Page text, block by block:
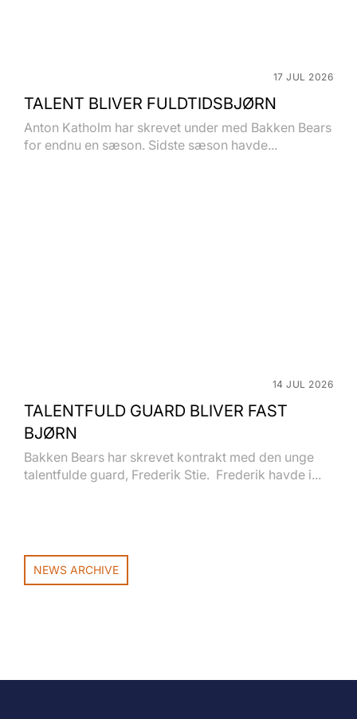
17 JUL 2026
TALENT BLIVER FULDTIDSBJØRN
Anton Katholm har skrevet under med Bakken Bears
for endnu en sæson. Sidste sæson havde...
14 JUL 2026
TALENTFULD GUARD BLIVER FAST
BJØRN
Bakken Bears har skrevet kontrakt med den unge
talentfulde guard, Frederik Stie. Frederik havde i...
NEWS ARCHIVE